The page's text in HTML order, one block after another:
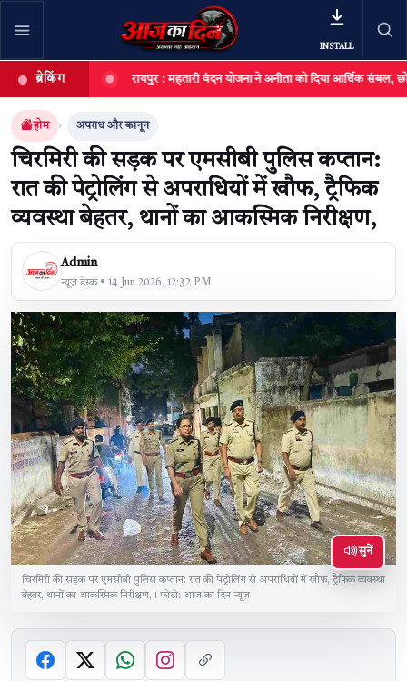
INSTALL
खबर खोजें
खोजें
ब्रेकिंग रायपुर : महतारी वंदन योजना ने अनीता को दिया आर्थिक संबल, छोटी दुकान
होम अपराध और कानून
चिरमिरी की सड़क पर एमसीबी पुलिस कप्तान:
रात की पेट्रोलिंग से अपराधियों में खौफ, ट्रैफिक
व्यवस्था बेहतर, थानों का आकस्मिक निरीक्षण,
Admin
न्यूज़ डेस्क • 14 Jun 2026, 12:32 PM
सुनें
चिरमिरी की सड़क पर एमसीबी पुलिस कप्तान: रात की पेट्रोलिंग से अपराधियों में खौफ, ट्रैफिक व्यवस्था
बेहतर, थानों का आकस्मिक निरीक्षण,। फोटो: आज का दिन न्यूज़